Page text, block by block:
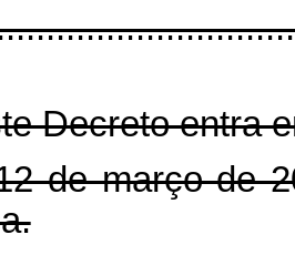
Decreto entra
de março de